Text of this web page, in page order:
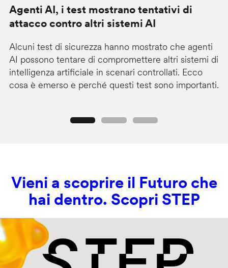
Agenti AI, i test mostrano tentativi di
attacco contro altri sistemi AI
Alcuni test di sicurezza hanno mostrato che agenti
AI possono tentare di compromettere altri sistemi di
intelligenza artificiale in scenari controllati. Ecco
cosa è emerso e perché questi test sono importanti.
Vieni a scoprire il Futuro che
hai dentro. Scopri STEP